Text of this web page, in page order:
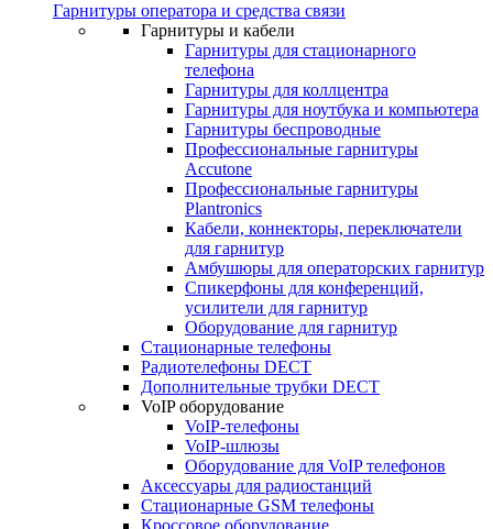
Гарнитуры оператора и средства связи
Гарнитуры и кабели
Гарнитуры для стационарного
телефона
Гарнитуры для коллцентра
Гарнитуры для ноутбука и компьютера
Гарнитуры беспроводные
Профессиональные гарнитуры
Accutone
Профессиональные гарнитуры
Plantronics
Кабели, коннекторы, переключатели
для гарнитур
Амбушюры для операторских гарнитур
Cпикерфоны для конференций,
усилители для гарнитур
Оборудование для гарнитур
Стационарные телефоны
Радиотелефоны DECT
Дополнительные трубки DECT
VoIP оборудование
VoIP-телефоны
VoIP-шлюзы
Оборудование для VoIP телефонов
Аксессуары для радиостанций
Стационарные GSM телефоны